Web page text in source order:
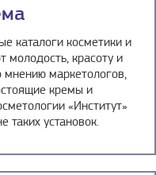
каталоги косметики и
молодость, красоту и
мнению маркетологов,
кремы и
«Институт»
таких установок.